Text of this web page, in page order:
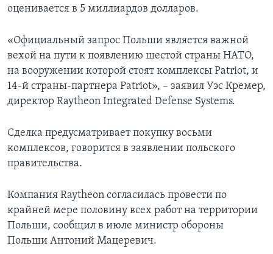
оценивается в 5 миллиардов долларов.
«Официальный запрос Польши является важной
вехой на пути к появлению шестой страны НАТО,
на вооружении которой стоят комплексы Patriot, и
14-й страны-партнера Patriot», – заявил Уэс Кремер,
директор Raytheon Integrated Defense Systems.
Сделка предусматривает покупку восьми
комплексов, говорится в заявлении польского
правительства.
Компания Raytheon согласилась провести по
крайней мере половину всех работ на территории
Польши, сообщил в июле министр обороны
Польши Антоний Мацеревич.